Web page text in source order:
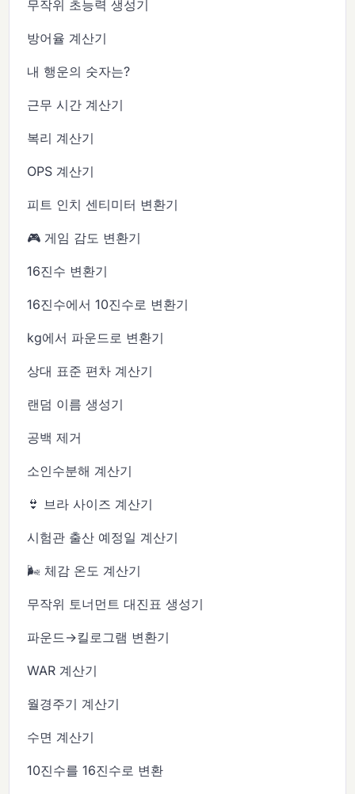
무작위 초능력 생성기
방어율 계산기
내 행운의 숫자는?
근무 시간 계산기
복리 계산기
OPS 계산기
피트 인치 센티미터 변환기
🎮 게임 감도 변환기
16진수 변환기
16진수에서 10진수로 변환기
kg에서 파운드로 변환기
상대 표준 편차 계산기
랜덤 이름 생성기
공백 제거
소인수분해 계산기
👙 브라 사이즈 계산기
시험관 출산 예정일 계산기
🌬️ 체감 온도 계산기
무작위 토너먼트 대진표 생성기
파운드→킬로그램 변환기
WAR 계산기
월경주기 계산기
수면 계산기
10진수를 16진수로 변환